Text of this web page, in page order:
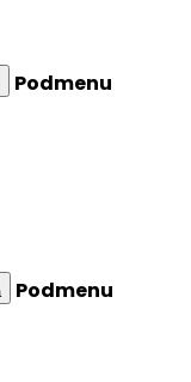
Podmenu
Podmenu